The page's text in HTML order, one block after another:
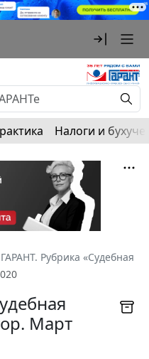
Налоги и
ГАРАНТ. Рубрика «Судебная
Март